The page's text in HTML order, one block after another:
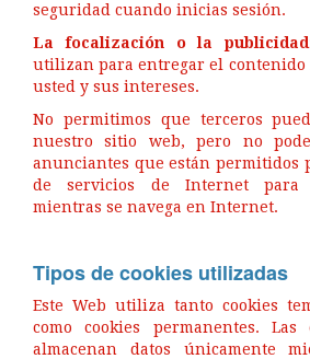
seguridad cuando inicias sesión.
La focalización o la
utilizan para entregar el contenido
usted y sus intereses.
No permitimos que terceros
nuestro sitio web, pero no
anunciantes que están permitidos
de servicios de Internet para
mientras se navega en Internet.
Tipos de cookies utilizadas
Este Web utiliza tanto cookies
como cookies permanentes. Las
almacenan datos únicamente